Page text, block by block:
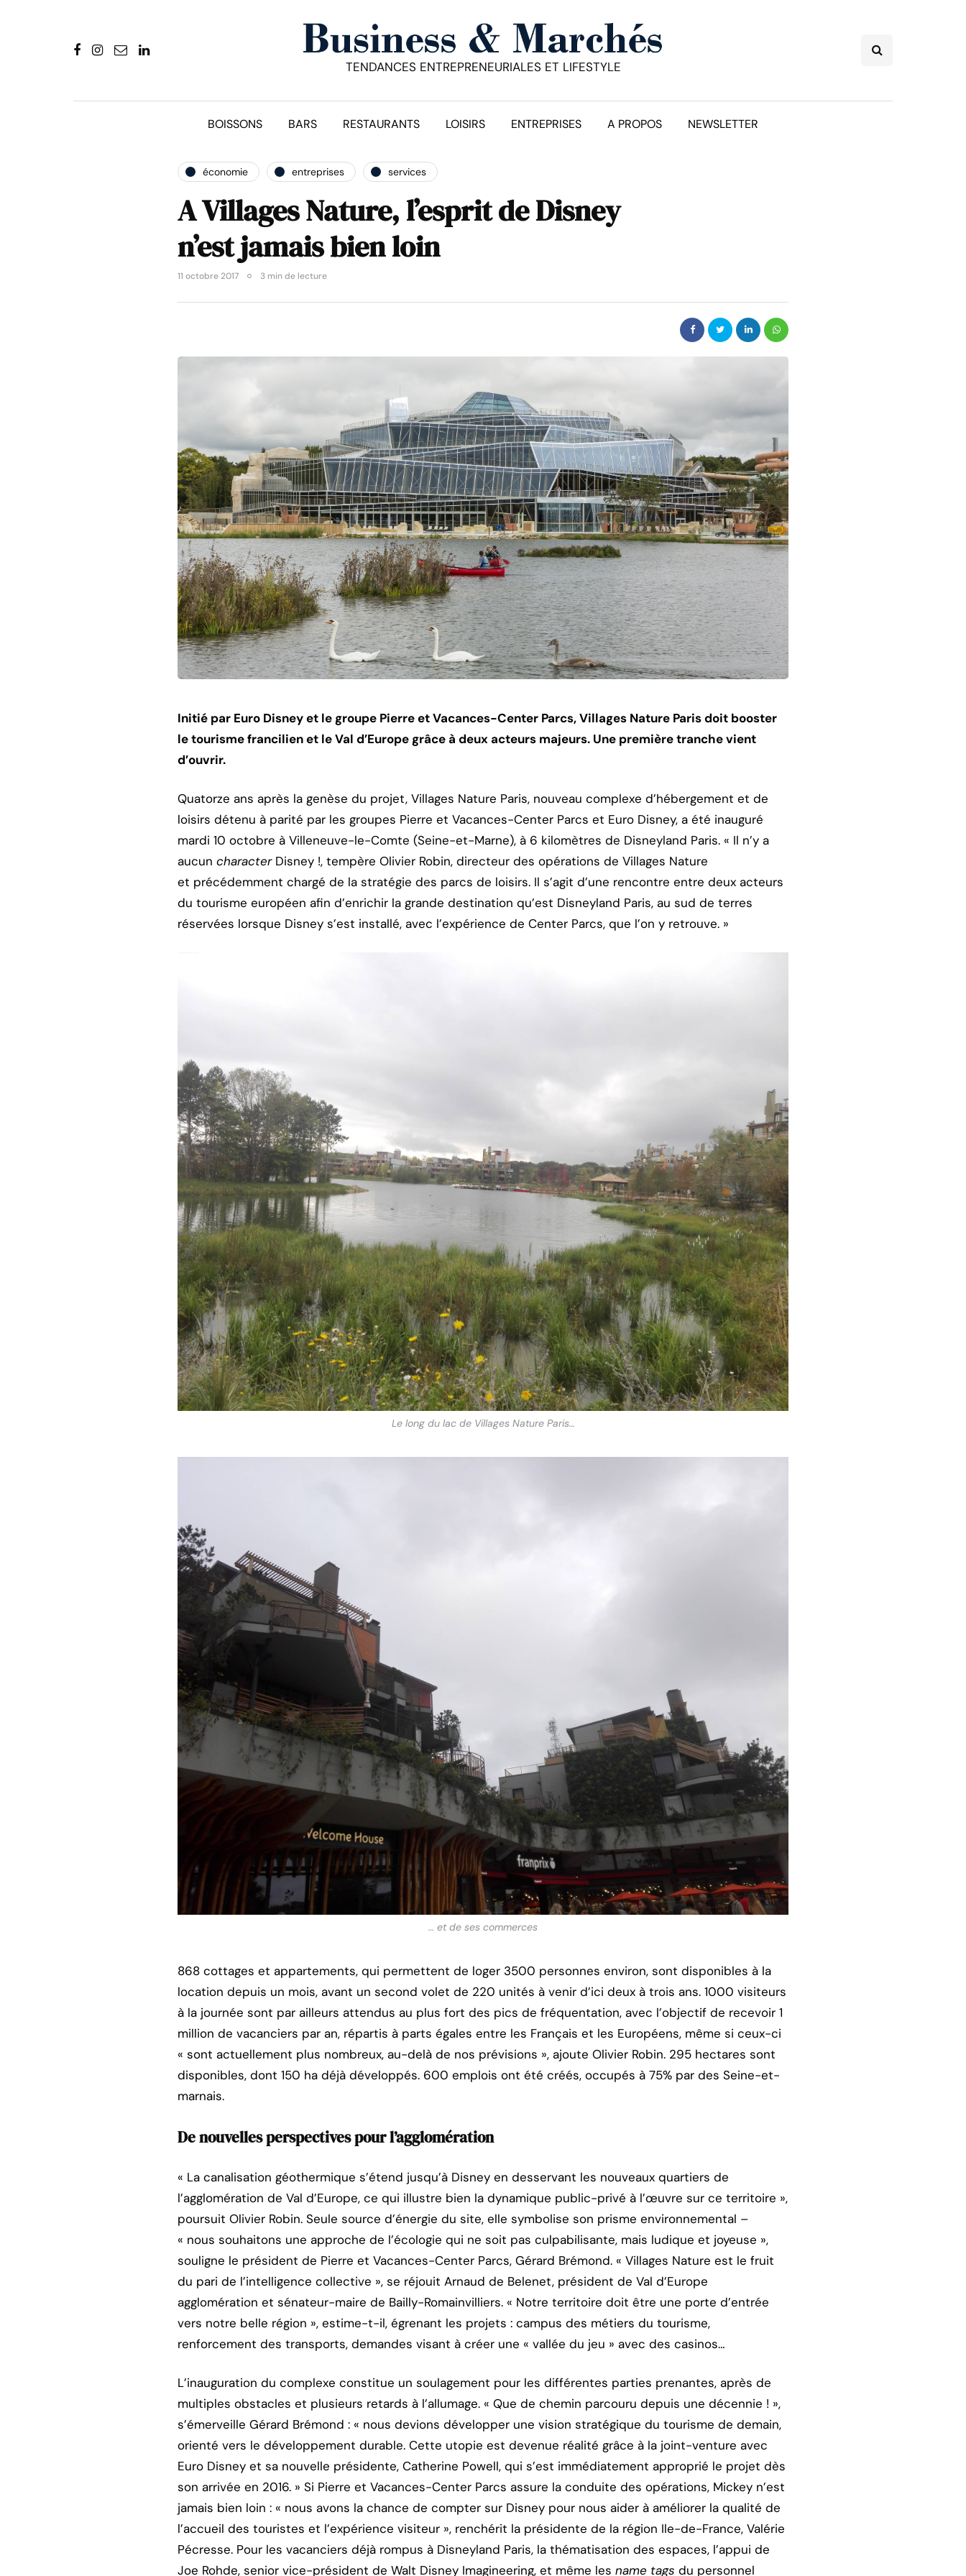
TENDANCES ENTREPRENEURIALES ET LIFESTYLE
BOISSONS BARS RESTAURANTS LOISIRS ENTREPRISES A PROPOS NEWSLETTER
économie entreprises services
A Villages Nature, l’esprit de Disney
n’est jamais bien loin
11 octobre 2017 3 min de lecture
Initié par Euro Disney et le groupe Pierre et Vacances-Center Parcs, Villages Nature Paris doit booster
le tourisme francilien et le Val d’Europe grâce à deux acteurs majeurs. Une première tranche vient
d’ouvrir.
Quatorze ans après la genèse du projet, Villages Nature Paris, nouveau complexe d’hébergement et de
loisirs détenu à parité par les groupes Pierre et Vacances-Center Parcs et Euro Disney, a été inauguré
mardi 10 octobre à Villeneuve-le-Comte (Seine-et-Marne), à 6 kilomètres de Disneyland Paris. « Il n’y a
aucun characterDisney !, tempère Olivier Robin, directeur des opérations de Villages Nature
et précédemment chargé de la stratégie des parcs de loisirs. Il s’agit d’une rencontre entre deux acteurs
du tourisme européen afin d’enrichir la grande destination qu’est Disneyland Paris, au sud de terres
réservées lorsque Disney s’est installé, avec l’expérience de Center Parcs, que l’on y retrouve. »
Le long du lac de Villages Nature Paris…
… et de ses commerces
868 cottages et appartements, qui permettent de loger 3500 personnes environ, sont disponibles à la
location depuis un mois, avant un second volet de 220 unités à venir d’ici deux à trois ans. 1000 visiteurs
à la journée sont par ailleurs attendus au plus fort des pics de fréquentation, avec l’objectif de recevoir 1
million de vacanciers par an, répartis à parts égales entre les Français et les Européens, même si ceux-ci
« sont actuellement plus nombreux, au-delà de nos prévisions », ajoute Olivier Robin. 295 hectares sont
disponibles, dont 150 ha déjà développés. 600 emplois ont été créés, occupés à 75% par des Seine-et-
marnais.
De nouvelles perspectives pour l’agglomération
« La canalisation géothermique s’étend jusqu’à Disney en desservant les nouveaux quartiers de
l’agglomération de Val d’Europe, ce qui illustre bien la dynamique public-privé à l’œuvre sur ce territoire »,
poursuit Olivier Robin. Seule source d’énergie du site, elle symbolise son prisme environnemental –
« nous souhaitons une approche de l’écologie qui ne soit pas culpabilisante, mais ludique et joyeuse »,
souligne le président de Pierre et Vacances-Center Parcs, Gérard Brémond. « Villages Nature est le fruit
du pari de l’intelligence collective », se réjouit Arnaud de Belenet, président de Val d’Europe
agglomération et sénateur-maire de Bailly-Romainvilliers. « Notre territoire doit être une porte d’entrée
vers notre belle région », estime-t-il, égrenant les projets : campus des métiers du tourisme,
renforcement des transports, demandes visant à créer une « vallée du jeu » avec des casinos…
L’inauguration du complexe constitue un soulagement pour les différentes parties prenantes, après de
multiples obstacles et plusieurs retards à l’allumage. « Que de chemin parcouru depuis une décennie ! »,
s’émerveille Gérard Brémond : « nous devions développer une vision stratégique du tourisme de demain,
orienté vers le développement durable. Cette utopie est devenue réalité grâce à la joint-venture avec
Euro Disney et sa nouvelle présidente, Catherine Powell, qui s’est immédiatement approprié le projet dès
son arrivée en 2016. » Si Pierre et Vacances-Center Parcs assure la conduite des opérations, Mickey n’est
jamais bien loin : « nous avons la chance de compter sur Disney pour nous aider à améliorer la qualité de
l’accueil des touristes et l’expérience visiteur », renchérit la présidente de la région Ile-de-France, Valérie
Pécresse. Pour les vacanciers déjà rompus à Disneyland Paris, la thématisation des espaces, l’appui de
Joe Rohde, senior vice-président de ‎Walt Disney Imagineering, et même les name tags du personnel